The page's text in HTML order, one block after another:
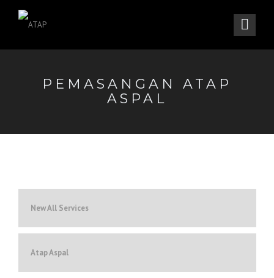
PEMASANGAN ATAP
ASPAL
New All Services
Atap Aspal